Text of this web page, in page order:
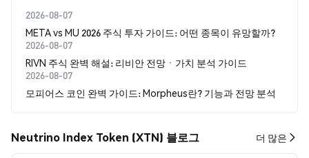
2026-08-07
META vs MU 2026 주식 투자 가이드: 어떤 종목이 유망할까?
2026-08-07
RIVN 주식 완벽 해설: 리비안 전망ㆍ가치 분석 가이드
2026-08-07
모피어스 코인 완벽 가이드: Morpheus란? 기능과 전망 분석
Neutrino Index Token (XTN) 블로그 더 많은